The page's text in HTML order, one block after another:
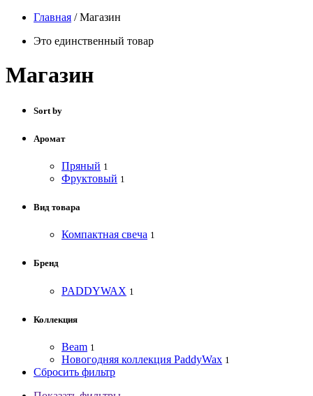
Главная /Магазин
Это единственный товар
Магазин
Sort by
Аромат
Пряный 1
Фруктовый 1
Вид товара
Компактная свеча 1
Бренд
PADDYWAX 1
Коллекция
Beam 1
Новогодняя коллекция PaddyWax 1
Сбросить фильтр